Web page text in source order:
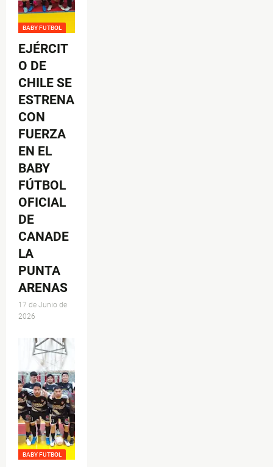
BABY FUTBOL
EJÉRCIT
O DE
CHILE SE
ESTRENA
CON
FUERZA
EN EL
BABY
FÚTBOL
OFICIAL
DE
CANADE
LA
PUNTA
ARENAS
17 de Junio de
2026
BABY FUTBOL